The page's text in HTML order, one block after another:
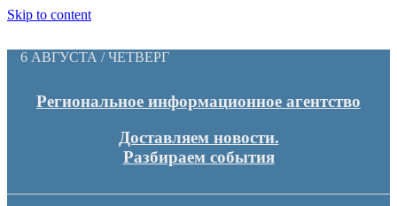
Skip to content
6 АВГУСТА / ЧЕТВЕРГ
Региональное информационное агентство
Доставляем новости.
Разбираем события